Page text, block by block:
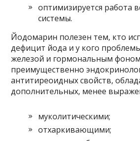
оптимизируется работа
системы.
Йодомарин полезен тем, кто
дефицит йода и у кого
железой и гормональным
преимущественно
антитиреоидных свойств,
дополнительных, менее
муколитическими;
отхаркивающими;